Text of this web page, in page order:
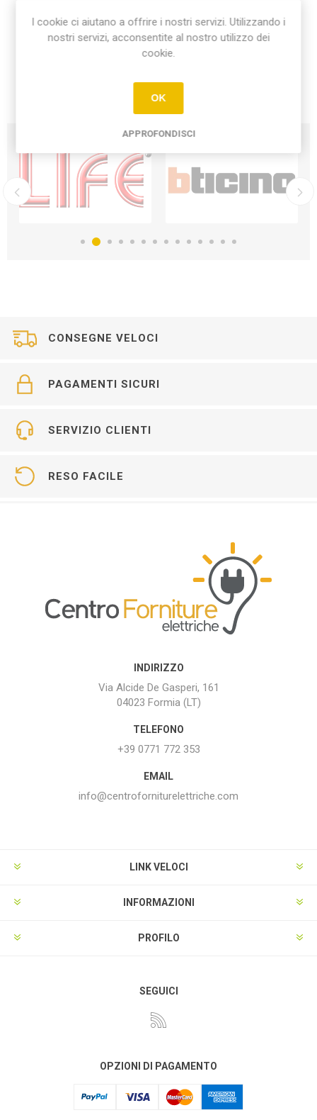
Etichetta del prodotto
placca matix 4 moduli
CONSEGNE VELOCI
PAGAMENTI SICURI
SERVIZIO CLIENTI
RESO FACILE
INDIRIZZO
Via Alcide De Gasperi, 161
04023 Formia (LT)
TELEFONO
+39 0771 772 353
EMAIL
info@centroforniturelettriche.com
LINK VELOCI
INFORMAZIONI
PROFILO
SEGUICI
OPZIONI DI PAGAMENTO
I cookie ci aiutano a offrire i nostri servizi. Utilizzando i
nostri servizi, acconsentite al nostro utilizzo dei
cookie.
OK
APPROFONDISCI